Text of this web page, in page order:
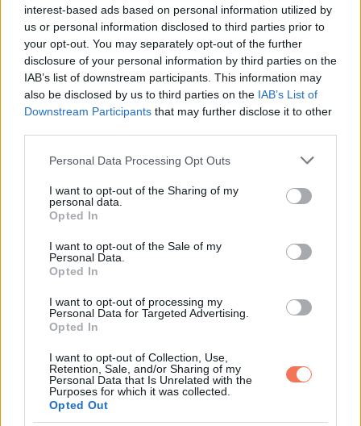
interest-based ads based on personal information utilized by
us or personal information disclosed to third parties prior to
your opt-out. You may separately opt-out of the further
disclosure of your personal information by third parties on the
IAB’s list of downstream participants. This information may
also be disclosed by us to third parties on the IAB’s List of
Downstream Participants that may further disclose it to other
Please note that this website/app uses one or more Google
not limited to your visit or usage behaviour. You may click to
grant or deny consent to Google and its third-party tags to
use your data for below specified purposes in below Google
consent section.
Personal Data Processing Opt Outs
I want to opt-out of the Sharing of my
personal data.
Opted In
I want to opt-out of the Sale of my
Personal Data.
Opted In
I want to opt-out of processing my
Personal Data for Targeted Advertising.
Opted In
I want to opt-out of Collection, Use,
Retention, Sale, and/or Sharing of my
Personal Data that Is Unrelated with the
Purposes for which it was collected.
Opted Out
A természet közelebb van, mint hinnénk, néha szó szerint a
lábunk alatt lapul.
Oszd meg ezt a posztot:
WhatsappReddit Share
via
A nagybátyámat éppen akkor engedték ki
a börtönből, és míg az egész család hátat
karját